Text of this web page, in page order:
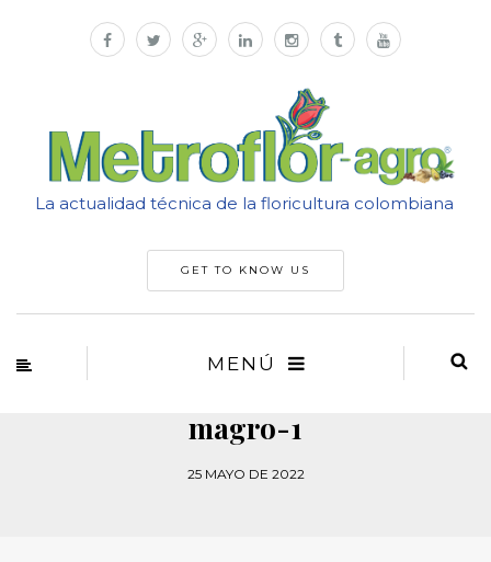
La actualidad técnica de la floricultura colombiana
GET TO KNOW US
MENÚ
magro-1
25 MAYO DE 2022